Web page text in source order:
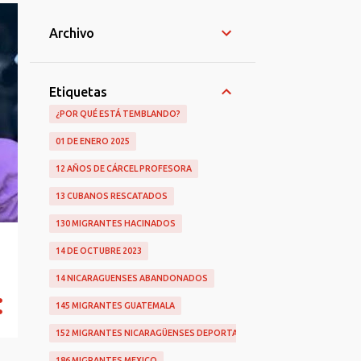
Archivo
Etiquetas
¿POR QUÉ ESTÁ TEMBLANDO?
01 DE ENERO 2025
12 AÑOS DE CÁRCEL PROFESORA
13 CUBANOS RESCATADOS
130 MIGRANTES HACINADOS
14 DE OCTUBRE 2023
14 NICARAGUENSES ABANDONADOS
145 MIGRANTES GUATEMALA
152 MIGRANTES NICARAGÜENSES DEPORTADOS